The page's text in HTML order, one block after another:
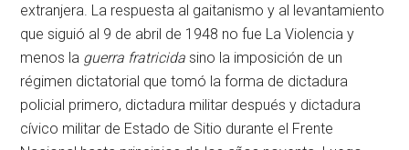
extranjera. La respuesta al gaitanismo y al levantamiento
que siguió al 9 de abril de 1948 no fue La Violencia y
menos la guerra fratricida sino la imposición de un
régimen dictatorial que tomó la forma de dictadura
policial primero, dictadura militar después y dictadura
cívico militar de Estado de Sitio durante el Frente